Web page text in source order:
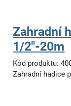
Zahradní
1/2"-20m
Kód produktu:
Zahradní hadice